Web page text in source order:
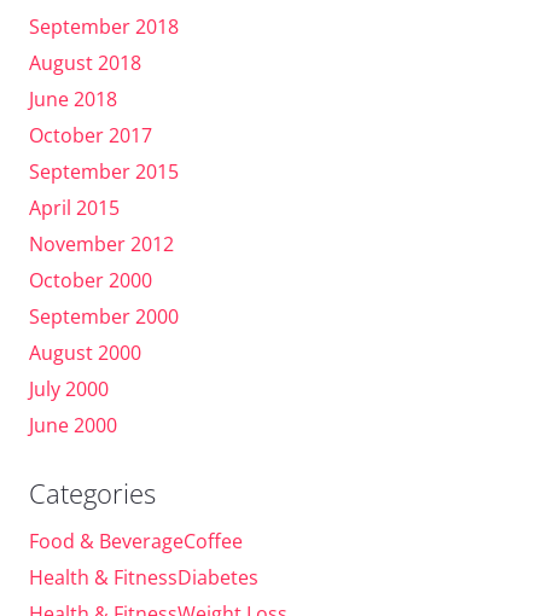
September 2018
August 2018
June 2018
October 2017
September 2015
April 2015
November 2012
October 2000
September 2000
August 2000
July 2000
June 2000
Categories
Food & BeverageCoffee
Health & FitnessDiabetes